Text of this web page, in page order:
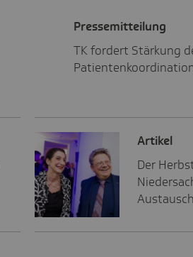
Pres­se­mit­tei­lung
TK fordert Stärkung
Artikel
Der